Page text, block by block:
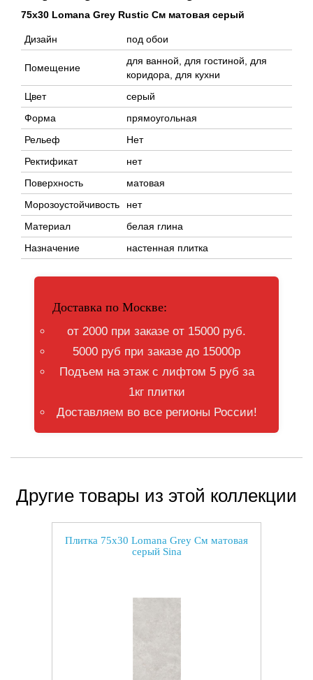
75x30 Lomana Grey Rustic См матовая серый
Дизайн под обои
Помещение
для ванной, для гостиной, для
коридора, для кухни
Цвет
серый
Форма
прямоугольная
Рельеф
Нет
Ректификат
нет
Поверхность
матовая
Морозоустойчивость
нет
Материал
белая глина
Назначение
настенная плитка
Доставка по Москве:
от 2000 при заказе от 15000 руб.
5000 руб при заказе до 15000р
Подъем на этаж с лифтом 5 руб за
1кг плитки
Доставляем во все регионы России!
Другие товары из этой коллекции
Плитка 75x30 Lomana Grey См матовая
серый Sina